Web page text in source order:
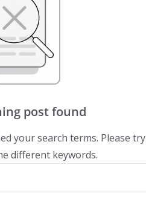
post found
your search terms. Please try
different keywords.